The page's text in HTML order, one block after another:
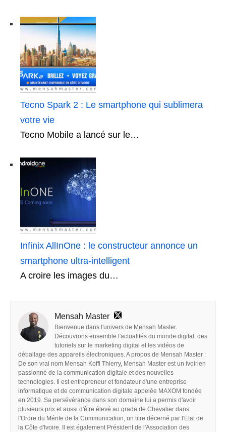
Tecno Spark 2 : Le smartphone qui sublimera
votre vie
Tecno Mobile a lancé sur le…
Infinix AllInOne : le constructeur annonce un
smartphone ultra-intelligent
A croire les images du…
Mensah Master
Bienvenue dans l'univers de Mensah Master.
Découvrons ensemble l'actualités du monde digital, des
tutoriels sur le marketing digital et les vidéos de
déballage des appareils électroniques. A propos de Mensah Master :
De son vrai nom Mensah Koffi Thierry, Mensah Master est un ivoirien
passionné de la communication digitale et des nouvelles
technologies. Il est entrepreneur et fondateur d'une entreprise
informatique et de communication digitale appelée MAXOM fondée
en 2019. Sa persévérance dans son domaine lui a permis d'avoir
plusieurs prix et aussi d'être élevé au grade de Chevalier dans
l'Ordre du Mérite de la Communication, un titre décerné par l'Etat de
la Côte d'Ivoire. Il est également Président de l'Association des